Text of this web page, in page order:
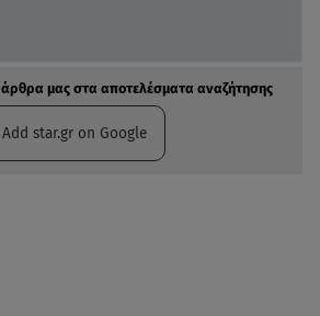
άρθρα μας στα αποτελέσματα αναζήτησης
Add star.gr on Google